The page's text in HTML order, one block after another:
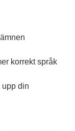
korrekt språk
upp din